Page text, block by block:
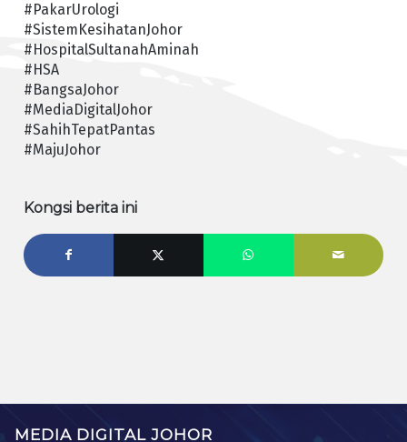
#PakarUrologi
#SistemKesihatanJohor
#HospitalSultanahAminah
#HSA
#BangsaJohor
#MediaDigitalJohor
#SahihTepatPantas
#MajuJohor
Kongsi berita ini
MEDIA DIGITAL JOHOR